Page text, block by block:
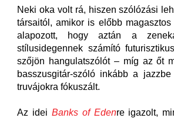
Neki oka volt rá, hiszen szólózási
társaitól, amikor is előbb
alapozott, hogy aztán a
stílusidegennek számító
szőjön hangulatszólót – míg az őt
basszusgitár-szóló inkább a
truvájokra fókuszált.
Az idei Banks of Edenre igazolt,